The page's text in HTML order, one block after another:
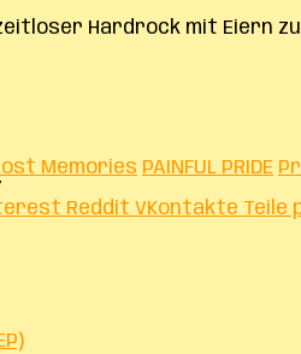
Hardrock mit Eiern zu
Memories PAINFUL PRIDE
Reddit VKontakte Teile